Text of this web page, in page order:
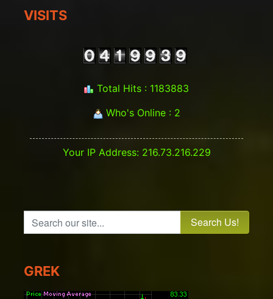
VISITS
Total Hits : 1183883
Who's Online : 2
Your IP Address: 216.73.216.229
Search our site...
GREK